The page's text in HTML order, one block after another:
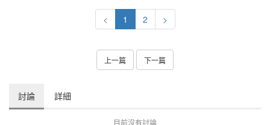
< 1 2 >
上一篇 下一篇
討論 詳細
目前沒有討論